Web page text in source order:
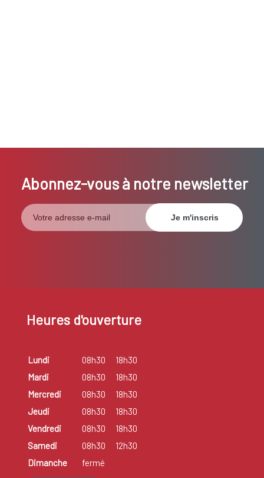
Abonnez-vous à notre newsletter
Heures d'ouverture
Lundi 08h30
18h30
Mardi
08h30
18h30
Mercredi
08h30
18h30
Jeudi
08h30
18h30
Vendredi
08h30
18h30
Samedi
08h30
12h30
Dimanche
fermé